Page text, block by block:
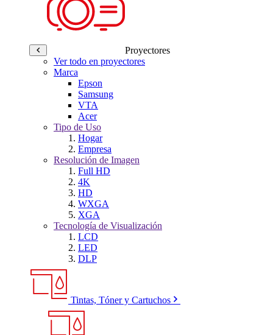
Proyectores
Ver todo en proyectores
Marca
Epson
Samsung
VTA
Acer
Tipo de Uso
Hogar
Empresa
Resolución de Imagen
Full HD
4K
HD
WXGA
XGA
Tecnología de Visualización
LCD
LED
DLP
Tintas, Tóner y Cartuchos